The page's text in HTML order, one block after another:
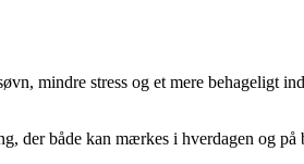
mindre stress og et mere behageligt
der både kan mærkes i hverdagen og